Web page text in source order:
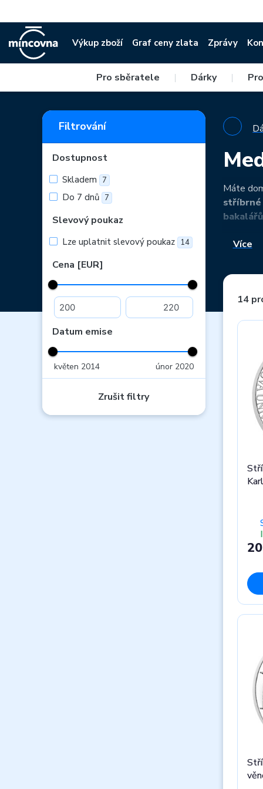
Výkup zboží Graf ceny zlata Zprávy
Pro sběratele | Dárky |
Filtrování
Dostupnost
Skladem 7
Do 7 dnů 7
Slevový poukaz
Lze uplatnit slevový poukaz 14
Cena [EUR]
Datum emise
květen 2014 únor 2020
Zrušit filtry
Máte
stříbrné
Více
14